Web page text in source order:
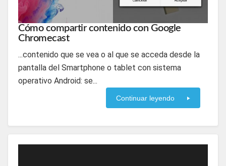
Cómo compartir contenido con Google
Chromecast
...contenido que se vea o al que se acceda desde la
pantalla del Smartphone o tablet con sistema
operativo Android: se...
Continuar leyendo